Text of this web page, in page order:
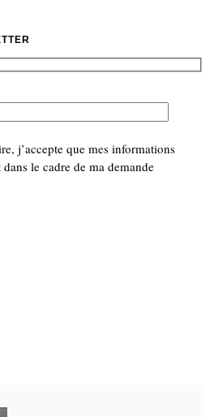
j’accepte que mes informations
le cadre de ma demande